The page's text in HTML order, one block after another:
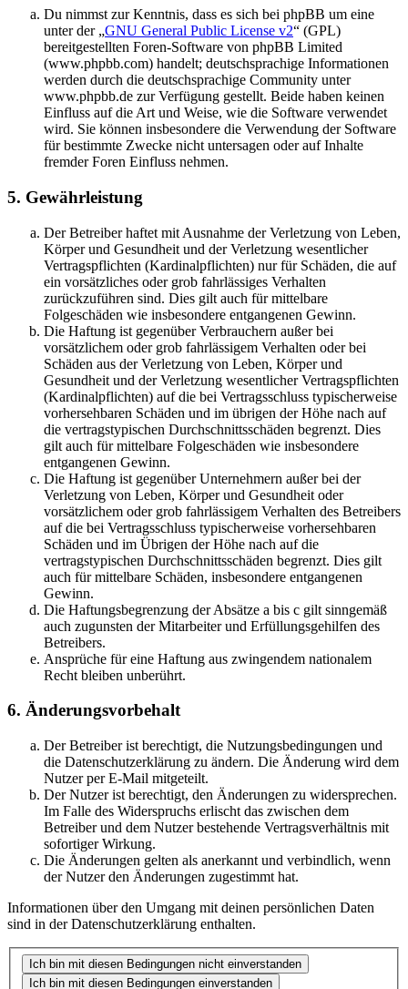
Du nimmst zur Kenntnis, dass es sich bei phpBB um eine
unter der „GNU General Public License v2“ (GPL)
bereitgestellten Foren-Software von phpBB Limited
(www.phpbb.com) handelt; deutschsprachige Informationen
werden durch die deutschsprachige Community unter
www.phpbb.de zur Verfügung gestellt. Beide haben keinen
Einfluss auf die Art und Weise, wie die Software verwendet
wird. Sie können insbesondere die Verwendung der Software
für bestimmte Zwecke nicht untersagen oder auf Inhalte
fremder Foren Einfluss nehmen.
5. Gewährleistung
Der Betreiber haftet mit Ausnahme der Verletzung von Leben,
Körper und Gesundheit und der Verletzung wesentlicher
Vertragspflichten (Kardinalpflichten) nur für Schäden, die auf
ein vorsätzliches oder grob fahrlässiges Verhalten
zurückzuführen sind. Dies gilt auch für mittelbare
Folgeschäden wie insbesondere entgangenen Gewinn.
Die Haftung ist gegenüber Verbrauchern außer bei
vorsätzlichem oder grob fahrlässigem Verhalten oder bei
Schäden aus der Verletzung von Leben, Körper und
Gesundheit und der Verletzung wesentlicher Vertragspflichten
(Kardinalpflichten) auf die bei Vertragsschluss typischerweise
vorhersehbaren Schäden und im übrigen der Höhe nach auf
die vertragstypischen Durchschnittsschäden begrenzt. Dies
gilt auch für mittelbare Folgeschäden wie insbesondere
entgangenen Gewinn.
Die Haftung ist gegenüber Unternehmern außer bei der
Verletzung von Leben, Körper und Gesundheit oder
vorsätzlichem oder grob fahrlässigem Verhalten des Betreibers
auf die bei Vertragsschluss typischerweise vorhersehbaren
Schäden und im Übrigen der Höhe nach auf die
vertragstypischen Durchschnittsschäden begrenzt. Dies gilt
auch für mittelbare Schäden, insbesondere entgangenen
Gewinn.
Die Haftungsbegrenzung der Absätze a bis c gilt sinngemäß
auch zugunsten der Mitarbeiter und Erfüllungsgehilfen des
Betreibers.
Ansprüche für eine Haftung aus zwingendem nationalem
Recht bleiben unberührt.
6. Änderungsvorbehalt
Der Betreiber ist berechtigt, die Nutzungsbedingungen und
die Datenschutzerklärung zu ändern. Die Änderung wird dem
Nutzer per E-Mail mitgeteilt.
Der Nutzer ist berechtigt, den Änderungen zu widersprechen.
Im Falle des Widerspruchs erlischt das zwischen dem
Betreiber und dem Nutzer bestehende Vertragsverhältnis mit
sofortiger Wirkung.
Die Änderungen gelten als anerkannt und verbindlich, wenn
der Nutzer den Änderungen zugestimmt hat.
Informationen über den Umgang mit deinen persönlichen Daten
sind in der Datenschutzerklärung enthalten.